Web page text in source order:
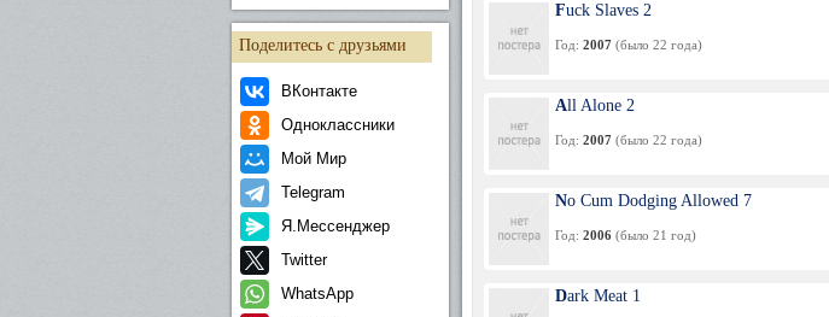
Поделитесь с друзьями
ВКонтакте
Одноклассники
Мой Мир
Telegram
Я.Мессенджер
Twitter
WhatsApp
Fuck Slaves 2
Год: 2007 (было 22 года)
All Alone 2
Год: 2007 (было 22 года)
No Cum Dodging Allowed 7
Год: 2006 (было 21 год)
Dark Meat 1